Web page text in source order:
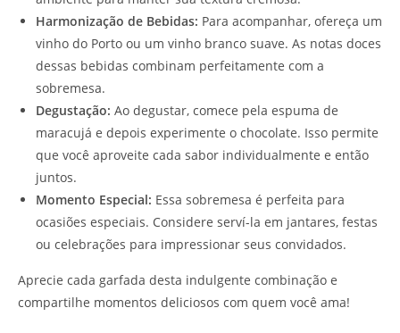
Harmonização de Bebidas: Para acompanhar, ofereça um
vinho do Porto ou um vinho branco suave. As notas doces
dessas bebidas combinam perfeitamente com a
sobremesa.
Degustação: Ao degustar, comece pela espuma de
maracujá e depois experimente o chocolate. Isso permite
que você aproveite cada sabor individualmente e então
juntos.
Momento Especial: Essa sobremesa é perfeita para
ocasiões especiais. Considere serví-la em jantares, festas
ou celebrações para impressionar seus convidados.
Aprecie cada garfada desta indulgente combinação e
compartilhe momentos deliciosos com quem você ama!